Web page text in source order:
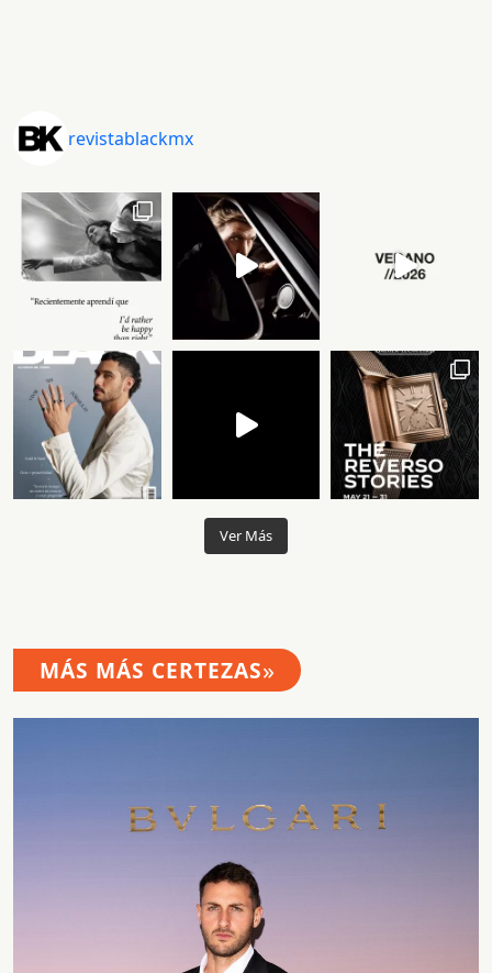
revistablackmx
Ver Más
MÁS MÁS CERTEZAS»